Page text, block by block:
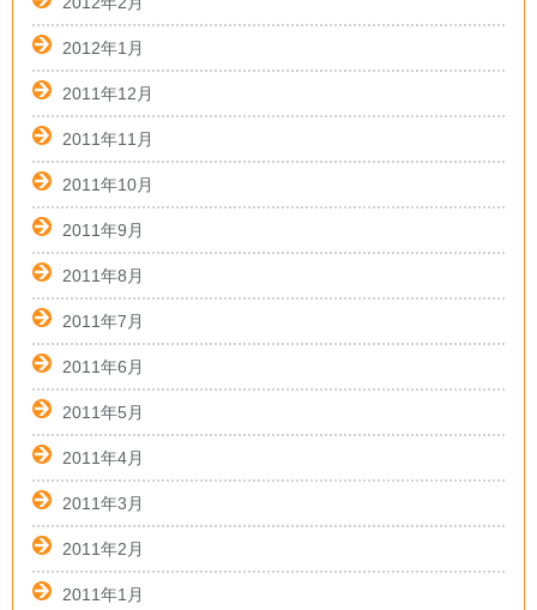
2012年1月
2011年12月
2011年11月
2011年10月
2011年9月
2011年8月
2011年7月
2011年6月
2011年5月
2011年4月
2011年3月
2011年2月
2011年1月